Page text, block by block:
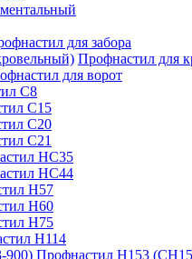
для забора
Профнастил для
для ворот
С8
С15
С20
С21
НС35
НС44
Н57
Н60
Н75
Н114
Профнастил Н153